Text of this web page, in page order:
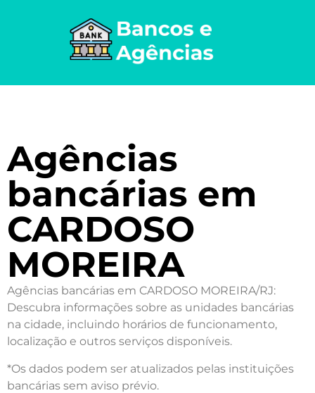
Agências
bancárias em
CARDOSO
MOREIRA
Agências bancárias em CARDOSO MOREIRA/RJ:
Descubra informações sobre as unidades bancárias
na cidade, incluindo horários de funcionamento,
localização e outros serviços disponíveis.
*Os dados podem ser atualizados pelas instituições
bancárias sem aviso prévio.